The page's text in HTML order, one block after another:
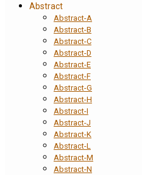
Abstract
Abstract-A
Abstract-B
Abstract-C
Abstract-D
Abstract-E
Abstract-F
Abstract-G
Abstract-H
Abstract-I
Abstract-J
Abstract-K
Abstract-L
Abstract-M
Abstract-N